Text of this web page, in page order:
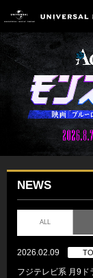
NEWS
ALL
2026.02.09
フジテレビ系 月9ド